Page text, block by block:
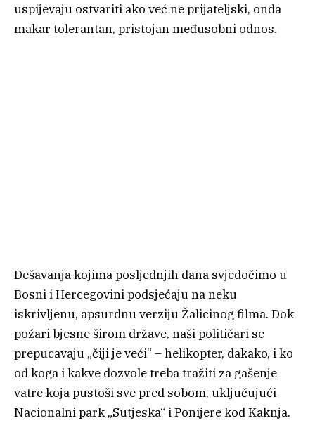
uspijevaju ostvariti ako već ne prijateljski, onda
makar tolerantan, pristojan međusobni odnos.
Dešavanja kojima posljednjih dana svjedočimo u
Bosni i Hercegovini podsjećaju na neku
iskrivljenu, apsurdnu verziju Žalicinog filma. Dok
požari bjesne širom države, naši političari se
prepucavaju „čiji je veći“ – helikopter, dakako, i ko
od koga i kakve dozvole treba tražiti za gašenje
vatre koja pustoši sve pred sobom, uključujući
Nacionalni park „Sutjeska“ i Ponijere kod Kaknja.